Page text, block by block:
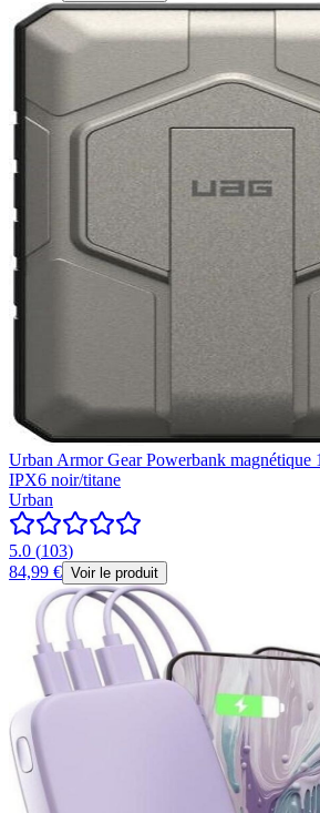
Urban Armor Gear Powerbank magnétique
IPX6 noir/titane
Urban
5.0 (103)
84,99 € Voir le produit